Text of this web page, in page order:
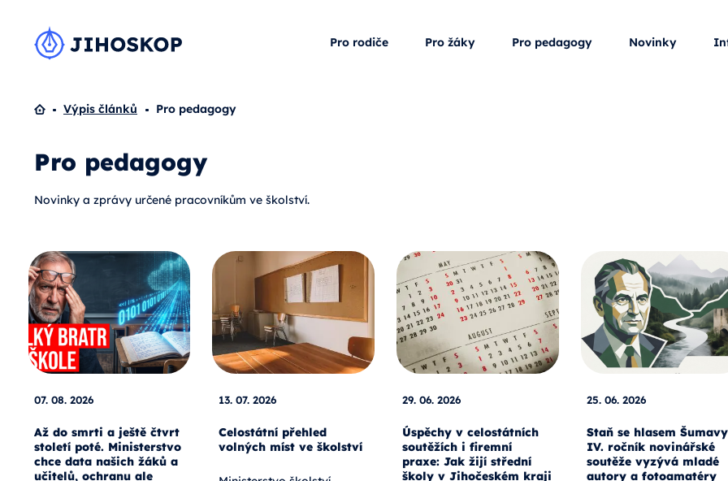
Pro rodiče Pro žáky Pro pedagogy Novinky
Domů
Výpis článků Pro pedagogy
Pro pedagogy
Novinky a zprávy určené pracovníkům ve školství.
07. 08. 2026
Až do smrti a ještě čtvrt
století poté. Ministerstvo
chce data našich žáků a
13. 07. 2026
Celostátní přehled
volných míst ve školství
29. 06. 2026
Úspěchy v celostátních
soutěžích i firemní
praxe: Jak žijí střední
25. 06. 2026
Staň se hlasem
IV. ročník novinářské
soutěže vyzývá mladé